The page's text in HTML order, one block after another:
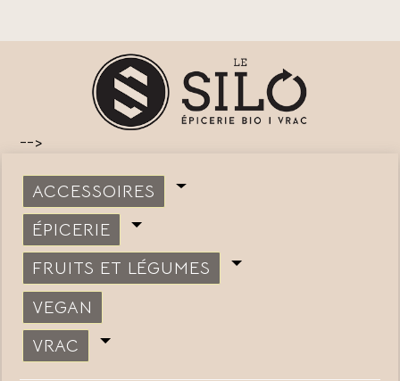
-->
ACCESSOIRES
ÉPICERIE
FRUITS ET LÉGUMES
VEGAN
VRAC